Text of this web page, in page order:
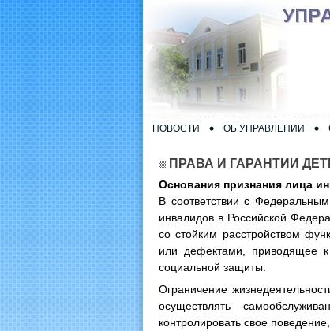
НОВОСТИ ОБ УПРАВЛЕНИИ
ПРАВА И ГАРАНТИИ
Основания признания лица
В соответствии с
инвалидов в Российской
со стойким расстройством
или дефектами, приводящее
социальной защиты.
Ограничение
осуществлять
контролировать свое